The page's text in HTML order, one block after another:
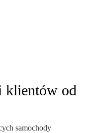
klientów od
samochody